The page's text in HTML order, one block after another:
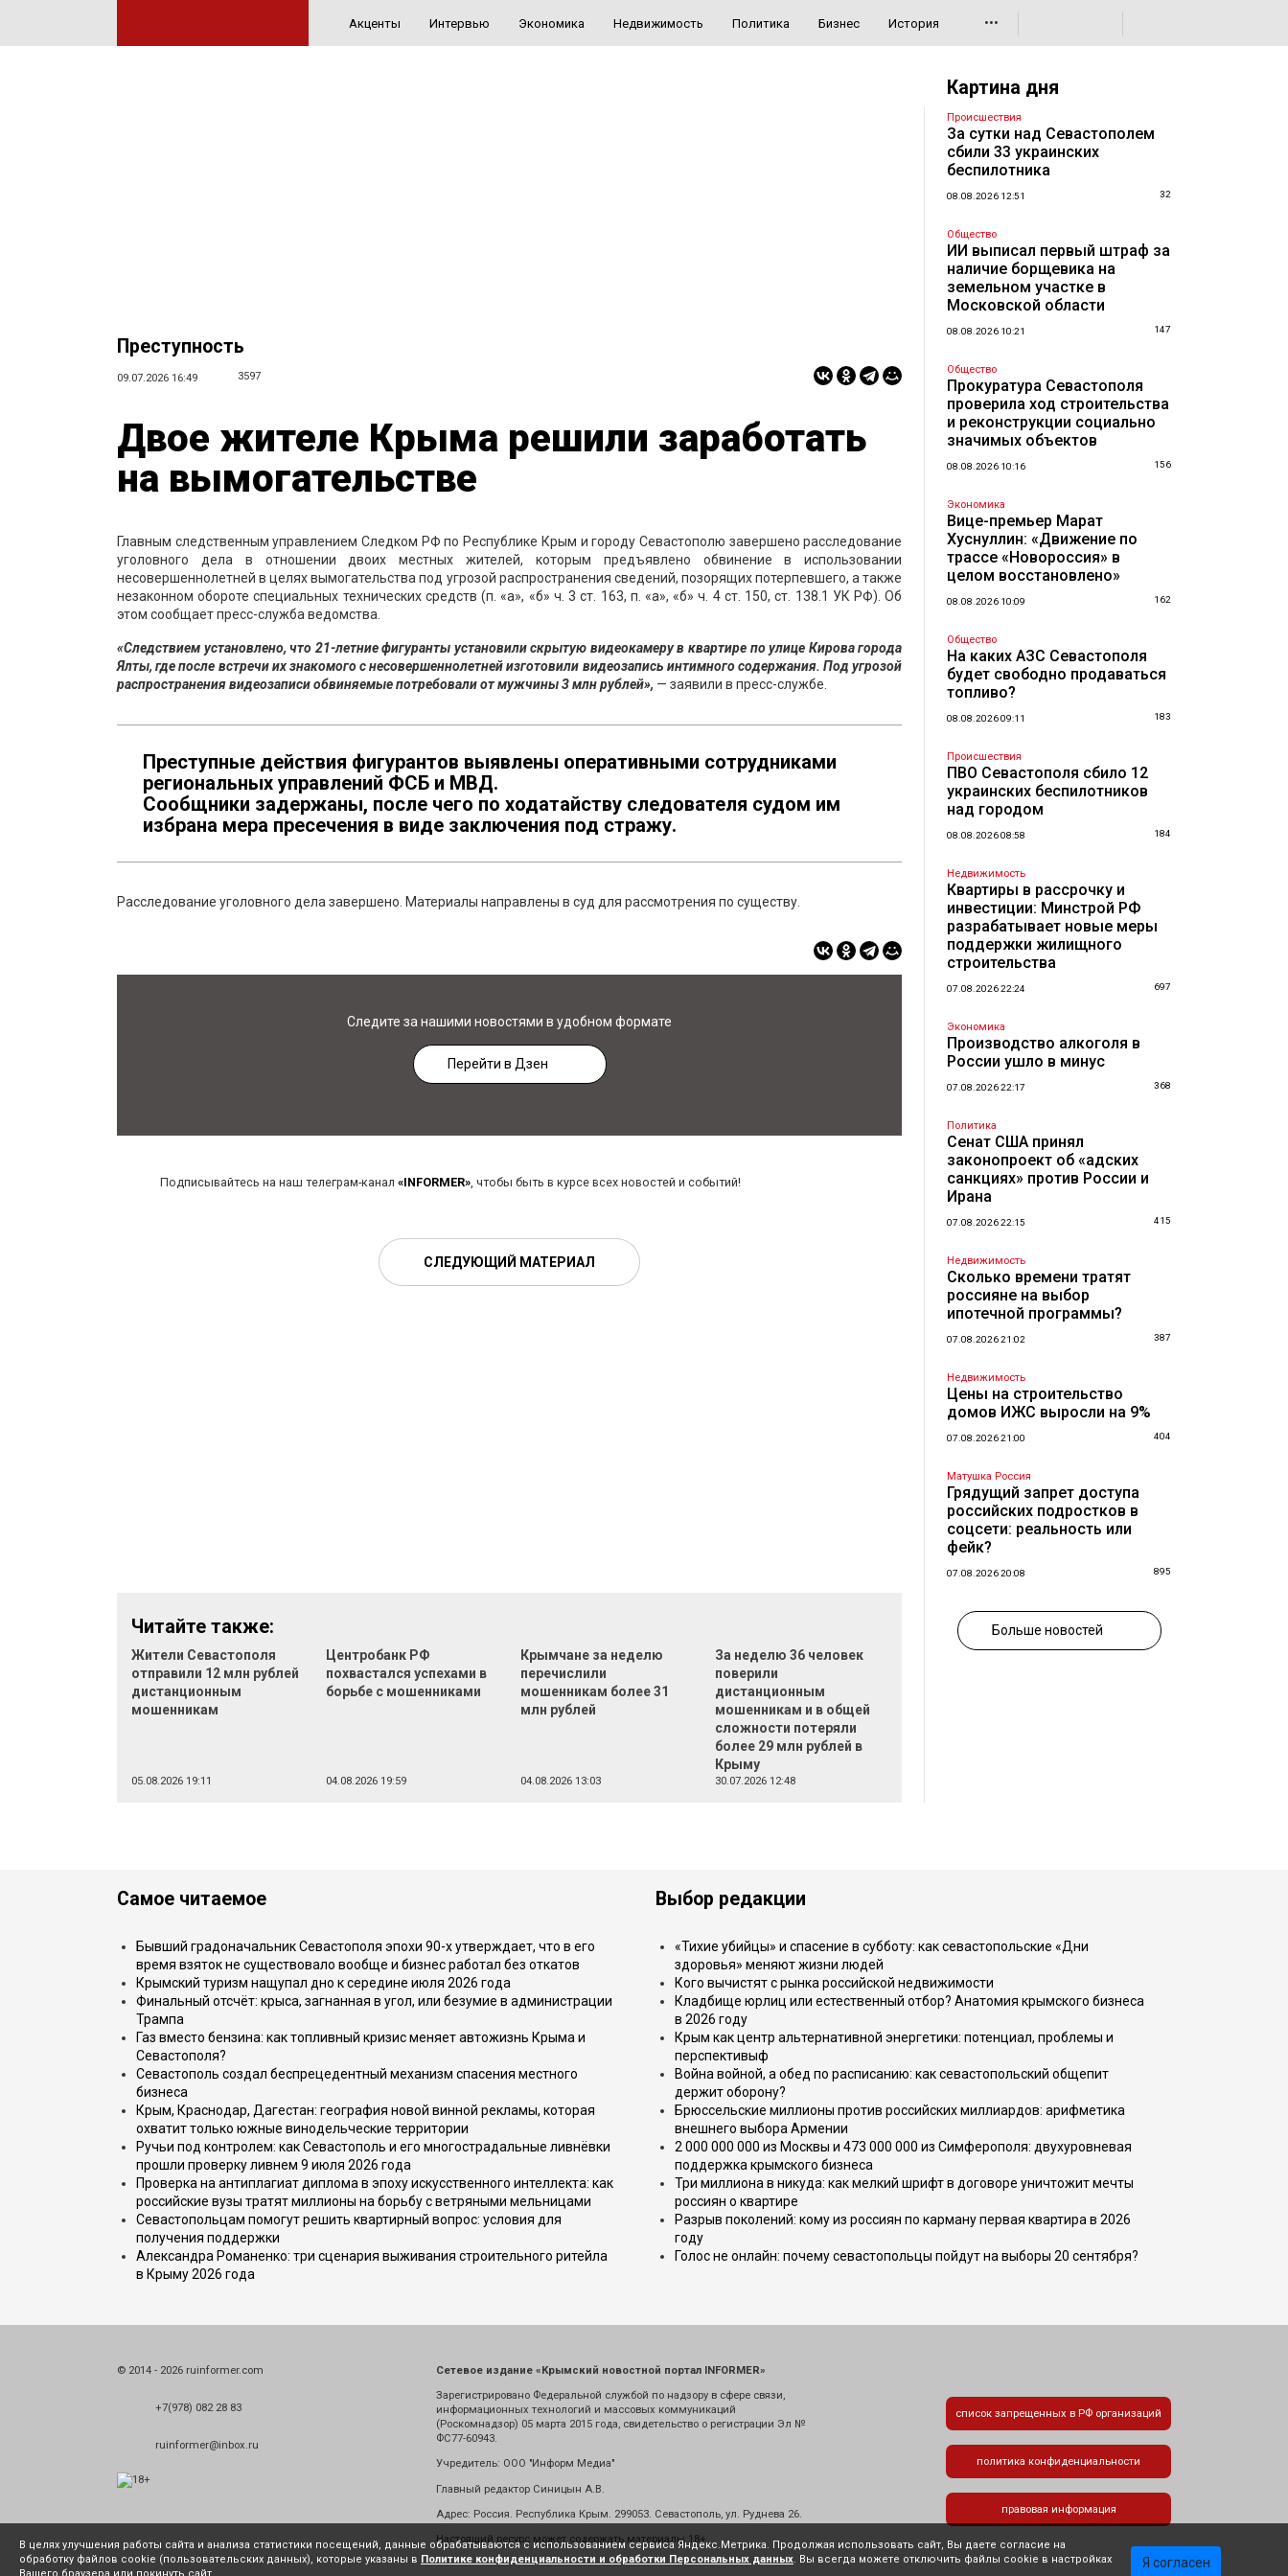
Акценты Интервью Экономика Недвижимость Политика Бизнес История •••
Преступность
09.07.2026 16:49 3597
Двое жителе Крыма решили заработать
на вымогательстве
Главным следственным управлением Следком РФ по Республике Крым и городу Севастополю завершено расследование
уголовного дела в отношении двоих местных жителей, которым предъявлено обвинение в использовании
несовершеннолетней в целях вымогательства под угрозой распространения сведений, позорящих потерпевшего, а также
незаконном обороте специальных технических средств (п. «а», «б» ч. 3 ст. 163, п. «а», «б» ч. 4 ст. 150, ст. 138.1 УК РФ). Об
этом сообщает пресс-служба ведомства.
«Следствием установлено, что 21-летние фигуранты установили скрытую видеокамеру в квартире по улице Кирова города
Ялты, где после встречи их знакомого с несовершеннолетней изготовили видеозапись интимного содержания. Под угрозой
распространения видеозаписи обвиняемые потребовали от мужчины 3 млн рублей», — заявили в пресс-службе.
Преступные действия фигурантов выявлены оперативными сотрудниками
региональных управлений ФСБ и МВД.
Сообщники задержаны, после чего по ходатайству следователя судом им
избрана мера пресечения в виде заключения под стражу.
Расследование уголовного дела завершено. Материалы направлены в суд для рассмотрения по существу.
Следите за нашими новостями в удобном формате
Перейти в Дзен
Подписывайтесь на наш телеграм-канал «INFORMER», чтобы быть в курсе всех новостей и событий!
СЛЕДУЮЩИЙ МАТЕРИАЛ
Читайте также:
Жители Севастополя
отправили 12 млн рублей
дистанционным
мошенникам
05.08.2026 19:11
Центробанк РФ
похвастался успехами в
борьбе с мошенниками
04.08.2026 19:59
Крымчане за неделю
перечислили
мошенникам более 31
млн рублей
04.08.2026 13:03
За неделю 36 человек
поверили
дистанционным
мошенникам и в общей
сложности потеряли
более 29 млн рублей в
Крыму
30.07.2026 12:48
Картина дня
Происшествия
За сутки над Севастополем
сбили 33 украинских
беспилотника
08.08.2026 12:51 32
Общество
ИИ выписал первый штраф за
наличие борщевика на
земельном участке в
Московской области
08.08.2026 10:21 147
Общество
Прокуратура Севастополя
проверила ход строительства
и реконструкции социально
значимых объектов
08.08.2026 10:16 156
Экономика
Вице-премьер Марат
Хуснуллин: «Движение по
трассе «Новороссия» в
целом восстановлено»
08.08.2026 10:09 162
Общество
На каких АЗС Севастополя
будет свободно продаваться
топливо?
08.08.2026 09:11 183
Происшествия
ПВО Севастополя сбило 12
украинских беспилотников
над городом
08.08.2026 08:58 184
Недвижимость
Квартиры в рассрочку и
инвестиции: Минстрой РФ
разрабатывает новые меры
поддержки жилищного
строительства
07.08.2026 22:24 697
Экономика
Производство алкоголя в
России ушло в минус
07.08.2026 22:17 368
Политика
Сенат США принял
законопроект об «адских
санкциях» против России и
Ирана
07.08.2026 22:15 415
Недвижимость
Сколько времени тратят
россияне на выбор
ипотечной программы?
07.08.2026 21:02 387
Недвижимость
Цены на строительство
домов ИЖС выросли на 9%
07.08.2026 21:00 404
Матушка Россия
Грядущий запрет доступа
российских подростков в
соцсети: реальность или
фейк?
07.08.2026 20:08 895
Больше новостей
Самое читаемое
Бывший градоначальник Севастополя эпохи 90-х утверждает, что в его
время взяток не существовало вообще и бизнес работал без откатов
Крымский туризм нащупал дно к середине июля 2026 года
Финальный отсчёт: крыса, загнанная в угол, или безумие в администрации
Трампа
Газ вместо бензина: как топливный кризис меняет автожизнь Крыма и
Севастополя?
Севастополь создал беспрецедентный механизм спасения местного
бизнеса
Крым, Краснодар, Дагестан: география новой винной рекламы, которая
охватит только южные винодельческие территории
Ручьи под контролем: как Севастополь и его многострадальные ливнёвки
прошли проверку ливнем 9 июля 2026 года
Проверка на антиплагиат диплома в эпоху искусственного интеллекта: как
российские вузы тратят миллионы на борьбу с ветряными мельницами
Севастопольцам помогут решить квартирный вопрос: условия для
получения поддержки
Александра Романенко: три сценария выживания строительного ритейла
в Крыму 2026 года
Выбор редакции
«Тихие убийцы» и спасение в субботу: как севастопольские «Дни
здоровья» меняют жизни людей
Кого вычистят с рынка российской недвижимости
Кладбище юрлиц или естественный отбор? Анатомия крымского бизнеса
в 2026 году
Крым как центр альтернативной энергетики: потенциал, проблемы и
перспективыф
Война войной, а обед по расписанию: как севастопольский общепит
держит оборону?
Брюссельские миллионы против российских миллиардов: арифметика
внешнего выбора Армении
2 000 000 000 из Москвы и 473 000 000 из Симферополя: двухуровневая
поддержка крымского бизнеса
Три миллиона в никуда: как мелкий шрифт в договоре уничтожит мечты
россиян о квартире
Разрыв поколений: кому из россиян по карману первая квартира в 2026
году
Голос не онлайн: почему севастопольцы пойдут на выборы 20 сентября?
© 2014 - 2026 ruinformer.com
+7(978) 082 28 83
ruinformer@inbox.ru
Сетевое издание «Крымский новостной портал INFORMER»
Зарегистрировано Федеральной службой по надзору в сфере связи,
информационных технологий и массовых коммуникаций
(Роскомнадзор) 05 марта 2015 года, свидетельство о регистрации Эл №
ФС77-60943.
Учредитель: ООО "Информ Медиа"
Главный редактор Синицын А.В.
Адрес: Россия. Республика Крым. 299053. Севастополь, ул. Руднева 26.
Настоящий ресурс может содержать материалы 18+
список запрещенных в РФ организаций
политика конфиденциальности
правовая информация
В целях улучшения работы сайта и анализа статистики посещений, данные обрабатываются с использованием сервиса Яндекс.Метрика. Продолжая использовать сайт, Вы даете согласие на
обработку файлов cookie (пользовательских данных), которые указаны в Политике конфиденциальности и обработки Персональных данных. Вы всегда можете отключить файлы cookie в настройках
Я согласен